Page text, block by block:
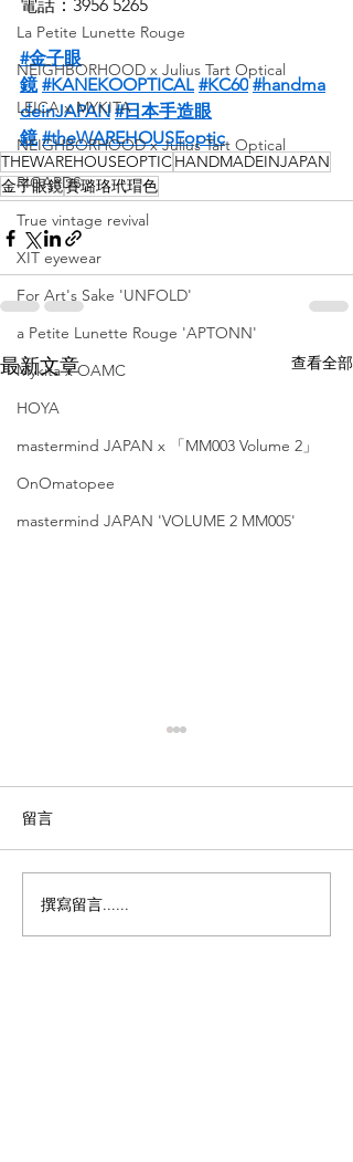
La Petite Lunette Rouge
NEIGHBORHOOD x Julius Tart Optical
LEICA x MYKITA
NEIGHBORHOOD x Julius Tart Optical
RIGARDS
True vintage revival
XIT eyewear
For Art's Sake 'UNFOLD'
a Petite Lunette Rouge 'APTONN'
Mykita x OAMC
HOYA
mastermind JAPAN x 「MM003 Volume 2」
OnOmatopee
mastermind JAPAN 'VOLUME 2 MM005'
電話：3956 5265
#金子眼
鏡 #KANEKOOPTICAL #KC60 #handma
deinJAPAN #日本手造眼
鏡 #theWAREHOUSEoptic
THEWAREHOUSEOPTICHANDMADEINJAPAN
金子眼鏡賽璐珞玳瑁色
最新文章 查看全部
Matsuda【日本職人手藝
的極致演繹｜銅鑼灣及尖
留言
撰寫留言......